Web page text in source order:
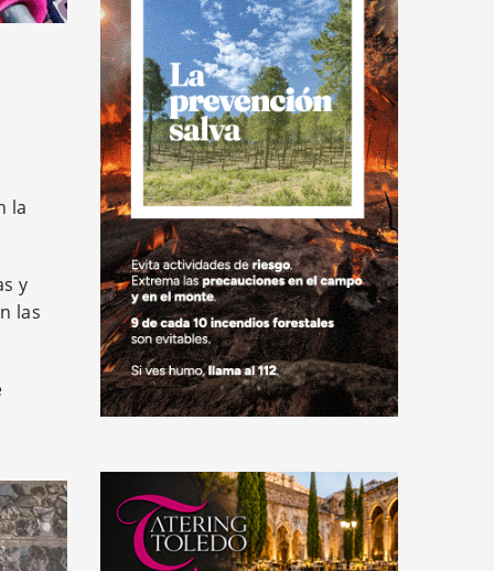
la
y
las